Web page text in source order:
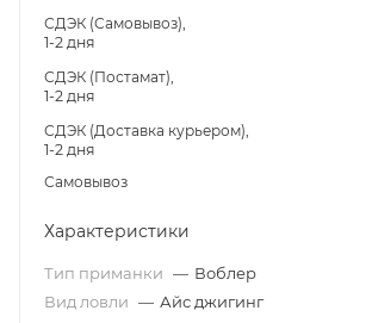
СДЭК (Самовывоз),
1-2 дня
СДЭК (Постамат),
1-2 дня
СДЭК (Доставка курьером),
1-2 дня
Самовывоз
Характеристики
Тип приманки — Воблер
Вид ловли — Айс джигинг